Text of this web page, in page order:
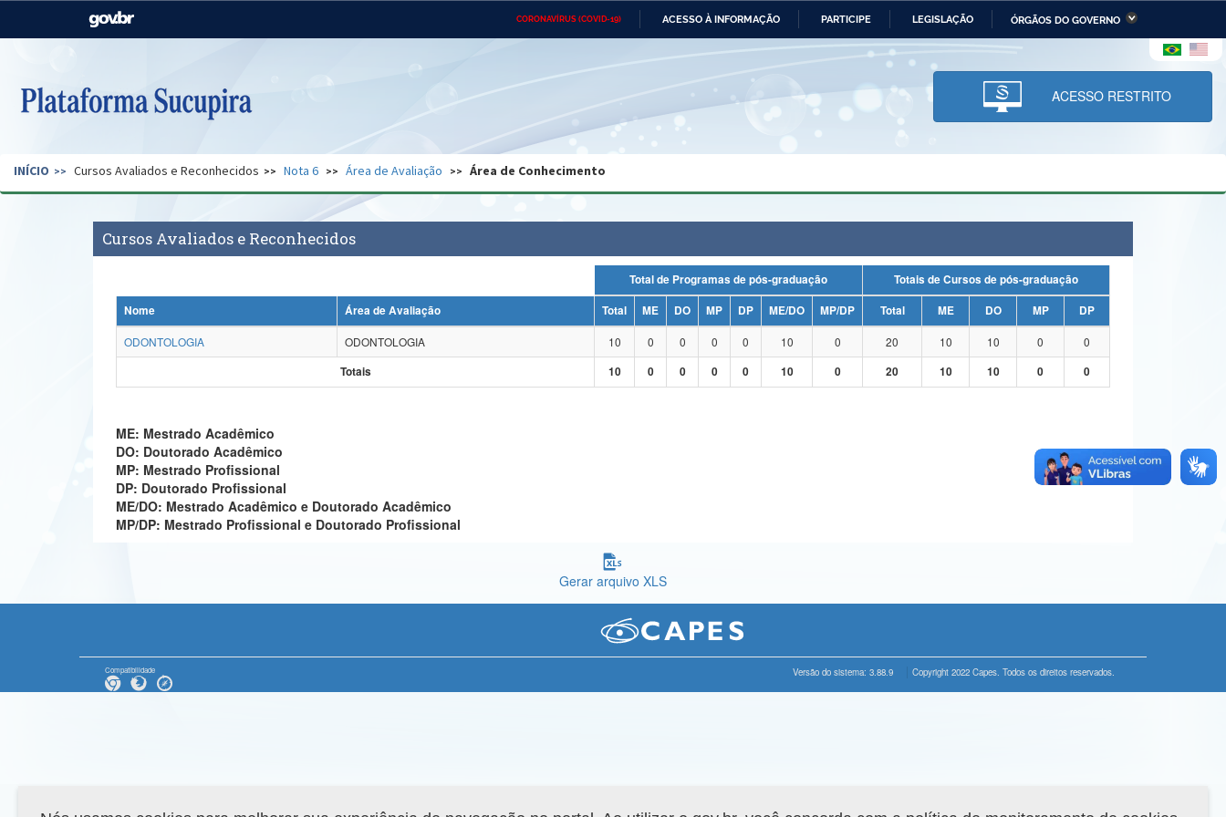
CORONAVÍRUS (COVID-19) ACESSO À INFORMAÇÃO PARTICIPE LEGISLAÇÃO ÓRGÃOS DO GOVERNO
Casa Civil Ministério das Relações Ministério da Economia Ministério da Infraestrutura
Pecuária e Abastecimento
Ministério da Ciência,
Tecnologia, Inovações e
Comunicações
Ministério do Desenvolvimento
Regional e dos Direitos Humanos
Secretaria de Governo Gabinete de Segurança Advocacia-Geral da União Banco Central do Brasil Planalto
ACESSO RESTRITO
INÍCIO Cursos Avaliados e Reconhecidos Nota 6 Área de Avaliação Área de Conhecimento
Cursos Avaliados e Reconhecidos
Total de Programas de pós-graduação
Totais de Cursos de pós-graduação
Nome
Área de Avaliação Total ME DO MP DP ME/DO MP/DP Total ME DO MP
DP
ODONTOLOGIA
ODONTOLOGIA 10 0 0 0 0 10 0 20 10 10 0
0
Totais
10 0 0 0 0 10 0 20 10 10 0 0
ME: Mestrado Acadêmico
DO: Doutorado Acadêmico
MP: Mestrado Profissional
DP: Doutorado Profissional
ME/DO: Mestrado Acadêmico e Doutorado Acadêmico
MP/DP: Mestrado Profissional e Doutorado Profissional
Gerar arquivo XLS
Compatibilidade Versão do sistema: 3.88.9 Copyright 2022 Capes. Todos os direitos reservados.